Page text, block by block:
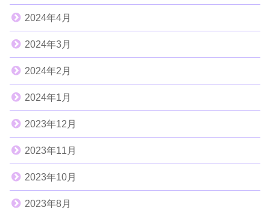
2024年4月
2024年3月
2024年2月
2024年1月
2023年12月
2023年11月
2023年10月
2023年8月